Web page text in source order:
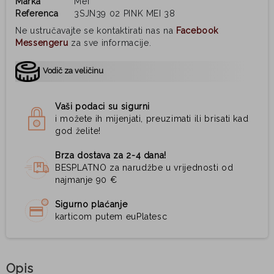
Referenca
3SJN39 02 PINK MEI 38
Ne ustručavajte se kontaktirati nas na Facebook
Messengeru za sve informacije.
Vodič za veličinu
Vaši podaci su sigurni
i možete ih mijenjati, preuzimati ili brisati kad
god želite!
Brza dostava za 2-4 dana!
BESPLATNO za narudžbe u vrijednosti od
najmanje 90 €
Sigurno plaćanje
karticom putem euPlatesc
Opis